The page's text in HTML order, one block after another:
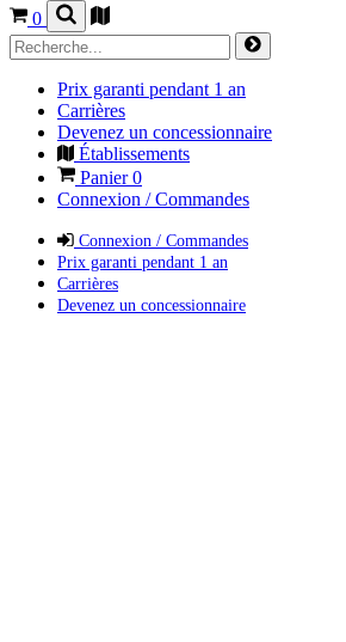
0
Prix garanti pendant 1 an
Carrières
Devenez un concessionnaire
Établissements
Panier0
Connexion / Commandes
Connexion / Commandes
Prix garanti pendant 1 an
Carrières
Devenez un concessionnaire